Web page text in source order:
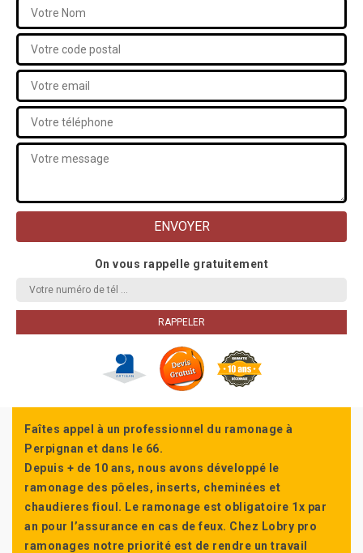
On vous rappelle gratuitement
Faîtes appel à un professionnel du ramonage à
Perpignan et dans le 66.
Depuis + de 10 ans, nous avons développé le
ramonage des pôeles, inserts, cheminées et
chaudieres fioul. Le ramonage est obligatoire 1x par
an pour l’assurance en cas de feux. Chez Lobry pro
ramonages notre priorité est de rendre un travail